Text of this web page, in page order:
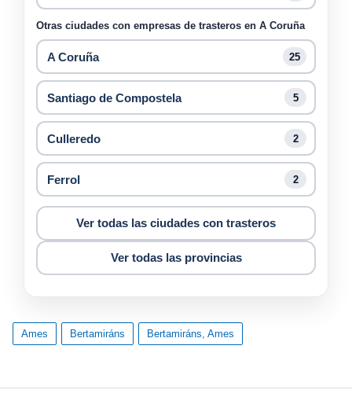
Otras ciudades con empresas de trasteros en A Coruña
A Coruña 25
Santiago de Compostela 5
Culleredo 2
Ferrol 2
Ver todas las ciudades con trasteros
Ver todas las provincias
Ames Bertamiráns Bertamiráns, Ames